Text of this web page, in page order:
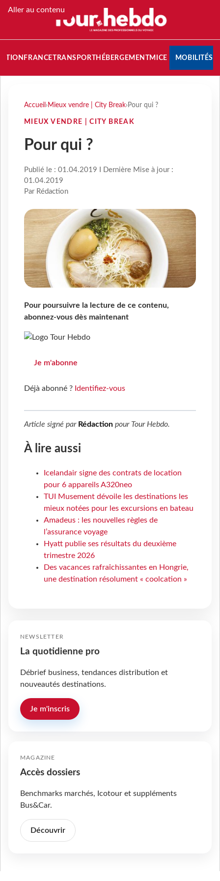
Aller au contenu
FRANCETRANSPORT HÉBERGEMENTMICE MOBILITÉS
Accueil › Mieux vendre | City Break› Pour qui ?
MIEUX VENDRE | CITY BREAK
Pour qui ?
Publié le : 01.04.2019 I Dernière Mise à jour :
01.04.2019
Par Rédaction
Pour poursuivre la lecture de ce contenu,
abonnez-vous dès maintenant
Je m'abonne
Déjà abonné ? Identifiez-vous
Article signé par Rédaction pour Tour Hebdo.
À lire aussi
Icelandair signe des contrats de location
pour 6 appareils A320neo
TUI Musement dévoile les destinations les
mieux notées pour les excursions en bateau
Amadeus : les nouvelles règles de
l’assurance voyage
Hyatt publie ses résultats du deuxième
trimestre 2026
Des vacances rafraîchissantes en Hongrie,
une destination résolument « coolcation »
NEWSLETTER
La quotidienne pro
Débrief business, tendances distribution et
nouveautés destinations.
Je m'inscris
MAGAZINE
Accès dossiers
Benchmarks marchés, Icotour et suppléments
Bus&Car.
Découvrir